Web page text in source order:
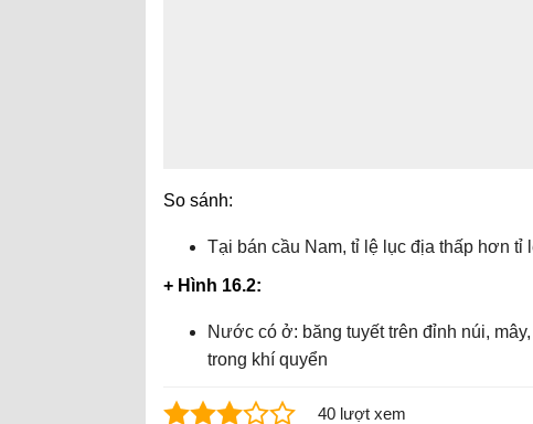
So sánh:
Tại bán cầu Nam, tỉ lệ lục địa thấp hơn
+ Hình 16.2:
Nước có ở: băng tuyết trên đỉnh núi,
trong khí quyển
40 lượt xem